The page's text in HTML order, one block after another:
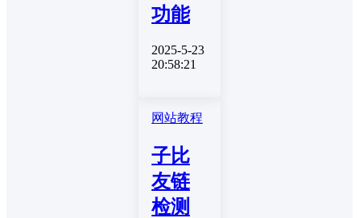
功能
2025-5-23
20:58:21
网站教程
子比
友链
检测